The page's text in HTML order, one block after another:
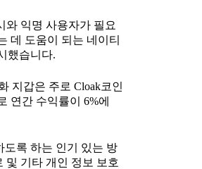
와 익명 사용자가 필요
데 도움이 되는 네이티
했습니다.
지갑은 주로 Cloak코인
연간 수익률이 6%에
도록 하는 인기 있는 방
및 기타 개인 정보 보호